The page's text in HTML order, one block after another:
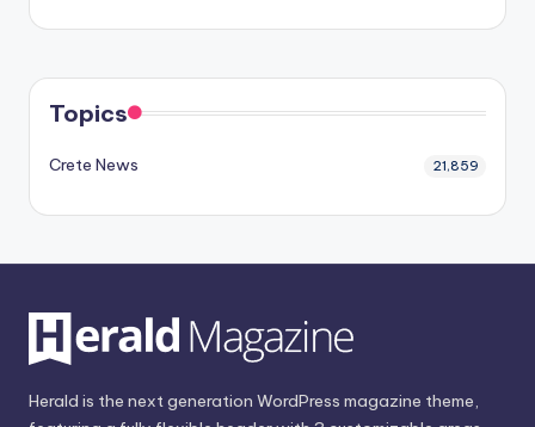
Topics
Crete News 21,859
Herald is the next generation WordPress magazine theme,